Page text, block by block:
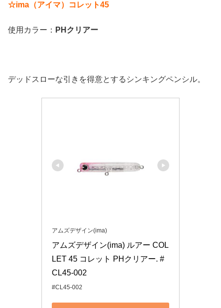
☆ima（アイマ）コレット45
使用カラー： PHクリアー
デッドスローな引きを得意とするシンキングペンシル。
アムズデザイン(ima)
アムズデザイン(ima) ルアー COL
LET 45 コレット PHクリアー. #
CL45-002
#CL45-002